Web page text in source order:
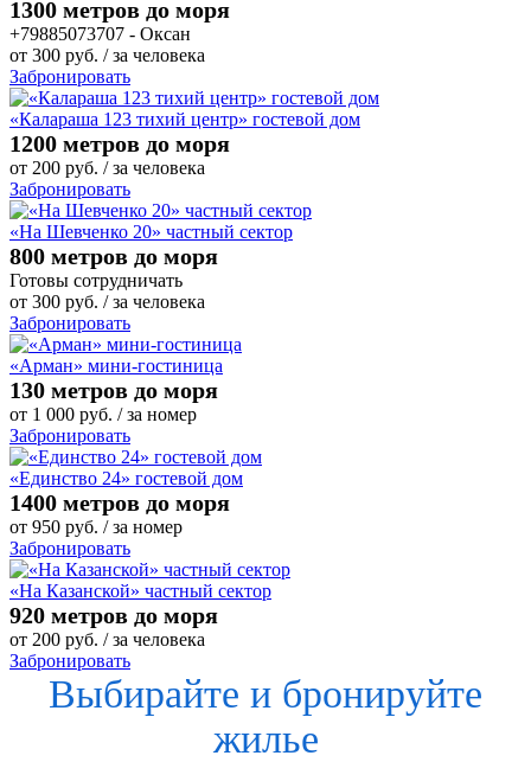
1300 метров до моря
+79885073707 - Оксан
от 300 руб. / за человека
Забронировать
«Калараша 123 тихий центр» гостевой дом
1200 метров до моря
от 200 руб. / за человека
Забронировать
«На Шевченко 20» частный сектор
800 метров до моря
Готовы сотрудничать
от 300 руб. / за человека
Забронировать
«Арман» мини-гостиница
130 метров до моря
от 1 000 руб. / за номер
Забронировать
«Единство 24» гостевой дом
1400 метров до моря
от 950 руб. / за номер
Забронировать
«На Казанской» частный сектор
920 метров до моря
от 200 руб. / за человека
Забронировать
Выбирайте и бронируйте
жилье